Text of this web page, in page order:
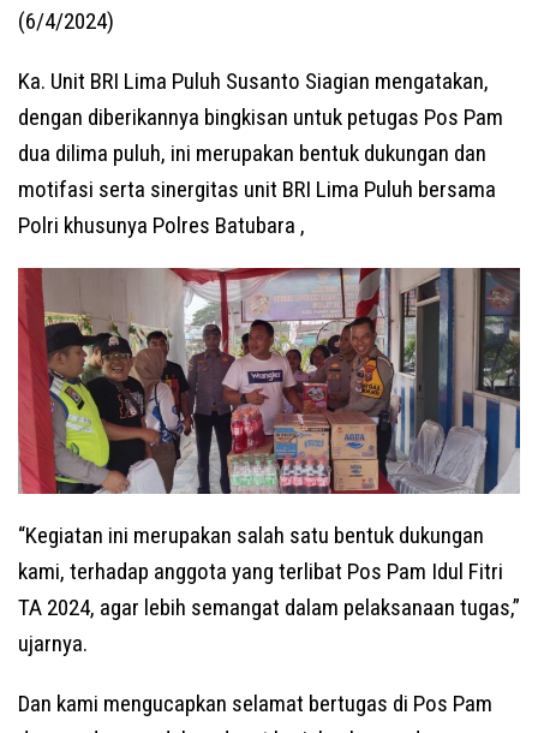
(6/4/2024)
Ka. Unit BRI Lima Puluh Susanto Siagian mengatakan,
dengan diberikannya bingkisan untuk petugas Pos Pam
dua dilima puluh, ini merupakan bentuk dukungan dan
motifasi serta sinergitas unit BRI Lima Puluh bersama
Polri khusunya Polres Batubara ,
“Kegiatan ini merupakan salah satu bentuk dukungan
kami, terhadap anggota yang terlibat Pos Pam Idul Fitri
TA 2024, agar lebih semangat dalam pelaksanaan tugas,”
ujarnya.
Dan kami mengucapkan selamat bertugas di Pos Pam